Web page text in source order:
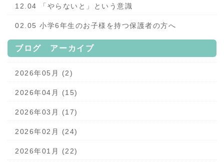
12.04 「やらないと」という意識
02.05 小学6年生のお子様を持つ保護者の方へ
ブログ アーカイブ
2026年05月 (2)
2026年04月 (15)
2026年03月 (17)
2026年02月 (24)
2026年01月 (22)